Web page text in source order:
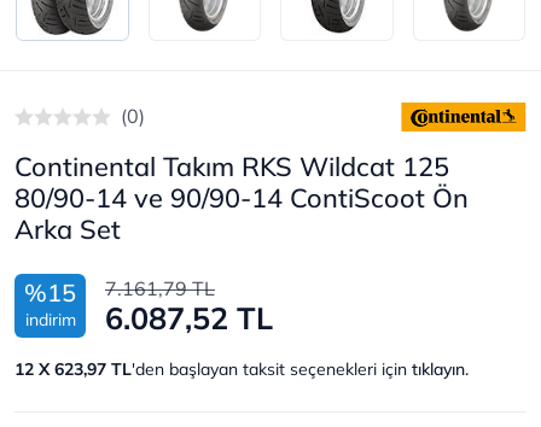
(0)
Continental Takım RKS Wildcat 125
80/90-14 ve 90/90-14 ContiScoot Ön
Arka Set
%15
indirim
7.161,79 TL
6.087,52 TL
12 X 623,97 TL'den başlayan taksit seçenekleri için tıklayın.